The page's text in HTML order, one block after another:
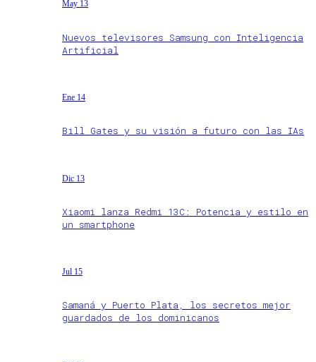
May 13
Nuevos televisores Samsung con Inteligencia
Artificial
Ene 14
Bill Gates y su visión a futuro con las IAs
Dic 13
Xiaomi lanza Redmi 13C: Potencia y estilo en
un smartphone
Jul 15
Samaná y Puerto Plata, los secretos mejor
guardados de los dominicanos